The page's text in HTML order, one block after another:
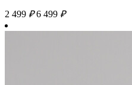
2 499 ₽ 6 499 ₽